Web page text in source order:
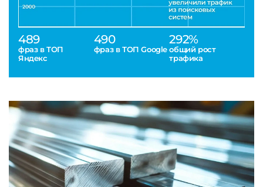
489
фраз в ТОП
Яндекс
490
фраз в ТОП Google
292%
общий рост
трафика